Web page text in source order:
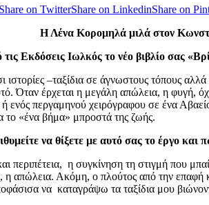
Share on TwitterShare on LinkedinShare on
Η Λένα Κορομηλά μιλά στον
Εκδόσεις Ιωλκός το νέο βιβλίο σας
ιστορίες –ταξίδια σε άγνωστους τόπους
Όταν έρχεται η μεγάλη απώλεια, η φυγή,
ενός περγαμηνού χειρόγραφου σε ένα
το «ένα βήμα» μπροστά της ζωής.
να θίξετε με αυτό σας το έργο
περιπέτεια, η συγκίνηση τη στιγμή που
η απώλεια. Ακόμη, ο πλούτος από την
να καταγράψω τα ταξίδια μου